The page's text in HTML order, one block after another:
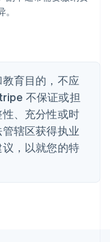
育目的，不应
不保证或担
、充分性或时
辖区获得执业
，以就您的特